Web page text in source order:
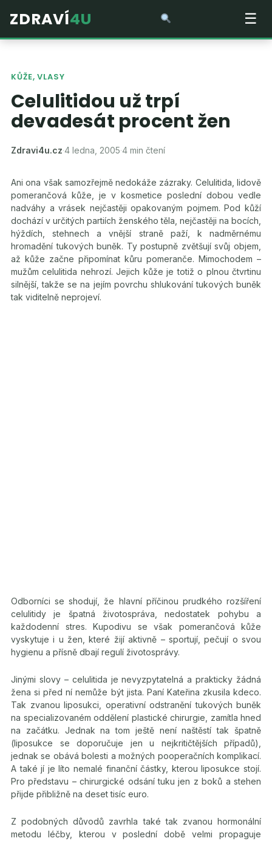
ZDRAVÍ4U ☰
KŮŽE, VLASY
Celulitidou už trpí
devadesát procent žen
Zdravi4u.cz·4 ledna, 2005·4 min čtení
Ani ona však samozřejmě nedokáže zázraky. Celulitida, lidově
pomerančová kůže, je v kosmetice poslední dobou vedle
nadváhy a vrásek nejčastěji opakovaným pojmem. Pod kůží
dochází v určitých partiích ženského těla, nejčastěji na bocích,
hýždích, stehnech a vnější straně paží, k nadměrnému
hromadění tukových buněk. Ty postupně zvětšují svůj objem,
až kůže začne připomínat kůru pomeranče. Mimochodem –
mužům celulitida nehrozí. Jejich kůže je totiž o plnou čtvrtinu
silnější, takže se na jejím povrchu shlukování tukových buněk
tak viditelně neprojeví.
Odborníci se shodují, že hlavní příčinou prudkého rozšíření
celulitidy je špatná životospráva, nedostatek pohybu a
každodenní stres. Kupodivu se však pomerančová kůže
vyskytuje i u žen, které žijí aktivně – sportují, pečují o svou
hygienu a přísně dbají regulí životosprávy.
Jinými slovy – celulitida je nevyzpytatelná a prakticky žádná
žena si před ní nemůže být jista. Paní Kateřina zkusila kdeco.
Tak zvanou liposukci, operativní odstranění tukových buněk
na specializovaném oddělení plastické chirurgie, zamítla hned
na začátku. Jednak na tom ještě není naštěstí tak špatně
(liposukce se doporučuje jen u nejkritičtějších případů),
jednak se obává bolesti a možných pooperačních komplikací.
A také jí je líto nemalé finanční částky, kterou liposukce stojí.
Pro představu – chirurgické odsání tuku jen z boků a stehen
přijde přibližně na deset tisíc euro.
Z podobných důvodů zavrhla také tak zvanou hormonální
metodu léčby, kterou v poslední době velmi propaguje